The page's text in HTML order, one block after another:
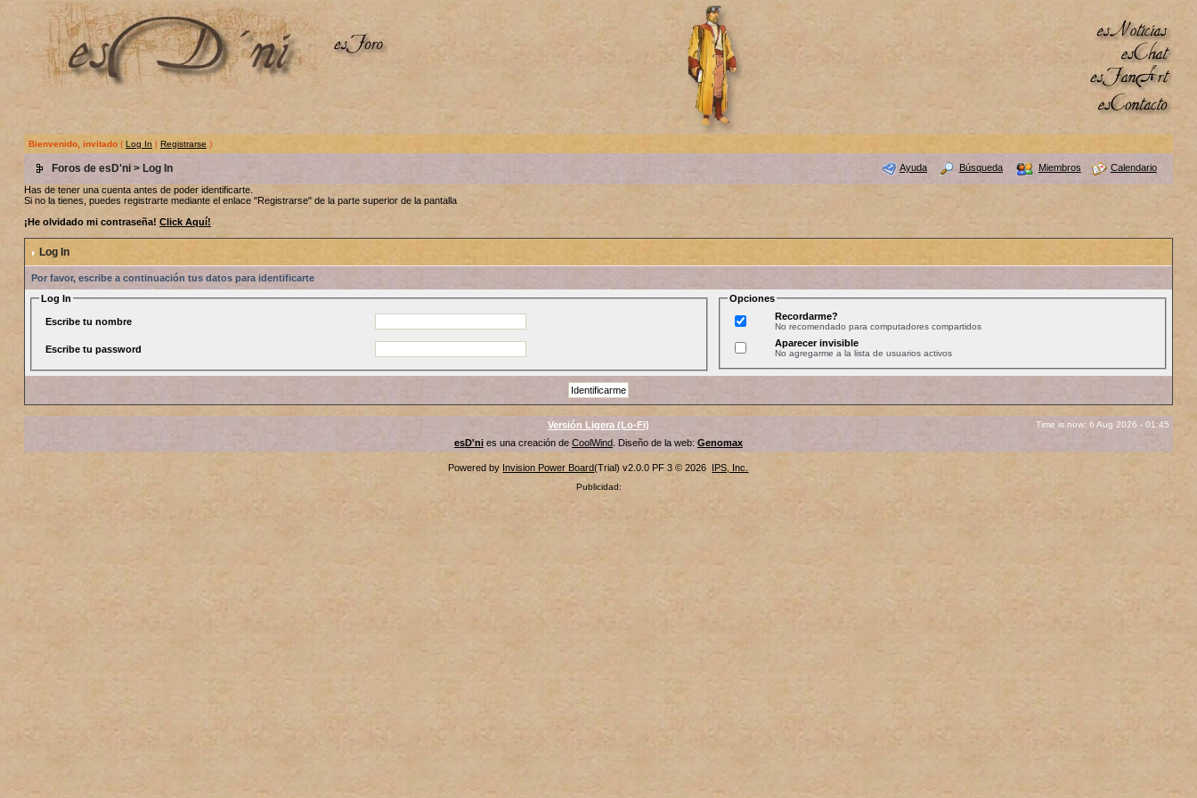
Bienvenido, invitado( Log In | Registrarse )
Foros de esD'ni> Log In Ayuda Búsqueda Miembros Calendario
Has de tener una cuenta antes de poder identificarte.
Si no la tienes, puedes registrarte mediante el enlace "Registrarse" de la parte superior de la pantalla
¡He olvidado mi contraseña! Click Aquí!
Log In
Por favor, escribe a continuación tus datos para identificarte
Log In
Escribe tu nombre
Escribe tu password
Opciones
Recordarme?
No recomendado para computadores compartidos
Aparecer invisible
No agregarme a la lista de usuarios activos
Versión Ligera (Lo-Fi) Time is now: 6 Aug 2026 - 01:45
esD'nies una creación de CoolWind. Diseño de la web: Genomax
Powered by Invision Power Board(Trial) v2.0.0 PF 3 © 2026 IPS, Inc.
Publicidad: